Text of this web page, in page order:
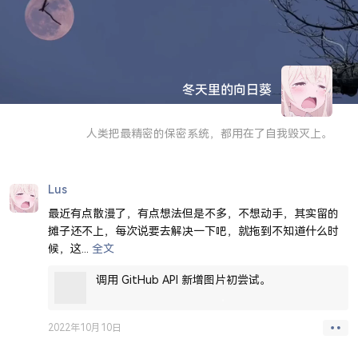
冬天里的向日葵
人类把最精密的保密系统，都用在了自我毁灭上。
Lus
最近有点散漫了，有点想法但是不多，不想动手，其实留的
摊子还不上，每次说要去解决一下吧，就拖到不知道什么时
候，这
调用 GitHub API 新增图片初尝试。
2022年10月10日